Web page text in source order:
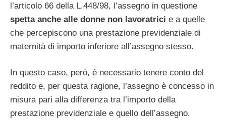
l’articolo 66 della L.448/98, l’assegno in questione
spetta anche alle donne non lavoratrici e a quelle
che percepiscono una prestazione previdenziale di
maternità di importo inferiore all’assegno stesso.
In questo caso, però, è necessario tenere conto del
reddito e, per questa ragione, l’assegno è concesso in
misura pari alla differenza tra l’importo della
prestazione previdenziale e quello dell’assegno.